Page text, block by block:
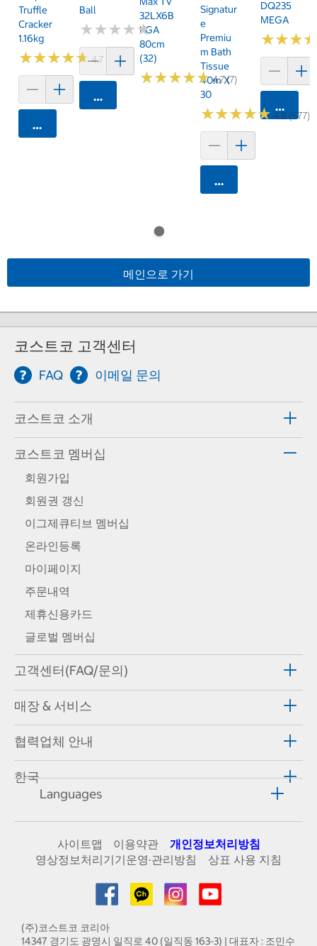
Truffle
Cracker
1.16kg
★★★★★
★★★★★4.7 (159)
카트에 담기
Ball
★★★★★
★★★★★
카트에 담기
32LX6B
KGA
80cm
(32)
★★★★★
★★★★★4.7 (7)
Signatur
E
Premiu
M Bath
Tissue
40m X
30
★★★★★
★★★★★ 4.8 (577)
카트에 담기
DQ235
MEGA
★★★
★★★
카트에
메인으로 가기
코스트코 고객센터
FAQ 이메일 문의
코스트코 소개
코스트코 멤버십
회원가입
회원권 갱신
이그제큐티브 멤버십
온라인등록
마이페이지
주문내역
제휴신용카드
글로벌 멤버십
고객센터(FAQ/문의)
매장 & 서비스
협력업체 안내
한국
Languages
사이트맵 이용약관
개인정보처리방침
영상정보처리기기운영·관리방침
상표 사용 지침
(주)코스트코 코리아
14347 경기도 광명시 일직로 40 (일직동 163-3) | 대표자 : 조민수